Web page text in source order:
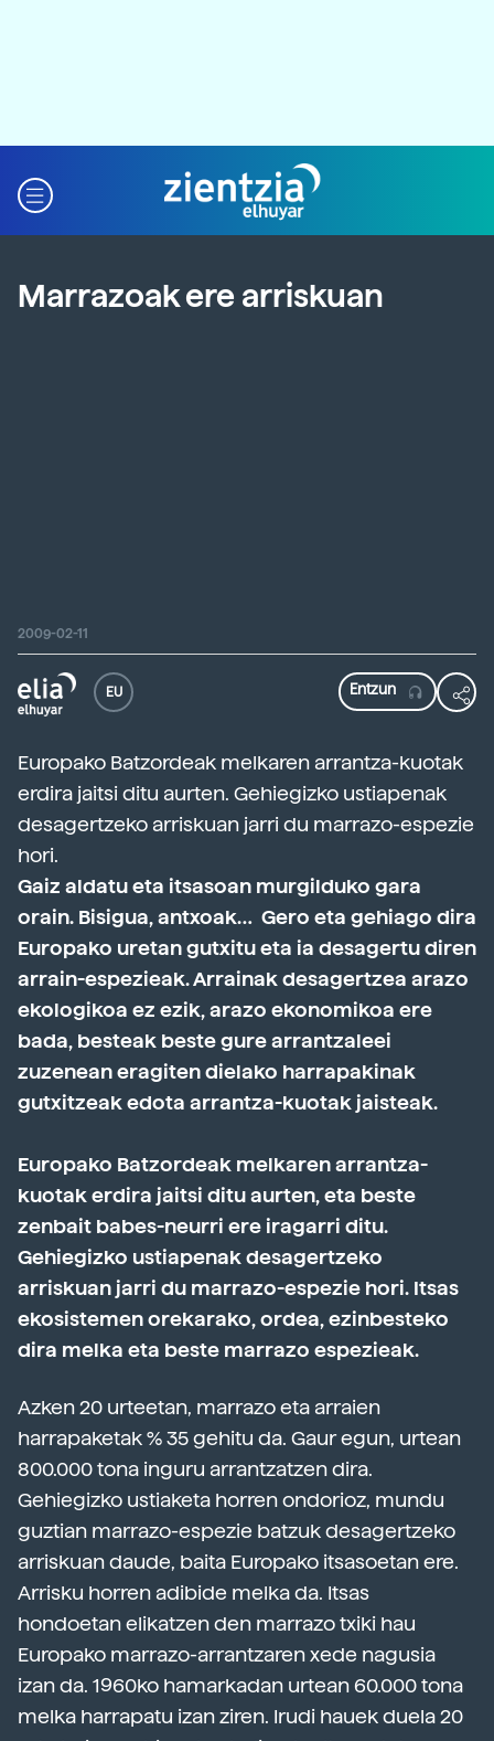
Marrazoak ere arriskuan
2009-02-11
EU
Europako Batzordeak melkaren arrantza-kuotak
erdira jaitsi ditu aurten. Gehiegizko ustiapenak
desagertzeko arriskuan jarri du marrazo-espezie
hori.
Gaiz aldatu eta itsasoan murgilduko gara
orain. Bisigua, antxoak… Gero eta gehiago dira
Europako uretan gutxitu eta ia desagertu diren
arrain-espezieak. Arrainak desagertzea arazo
ekologikoa ez ezik, arazo ekonomikoa ere
bada, besteak beste gure arrantzaleei
zuzenean eragiten dielako harrapakinak
gutxitzeak edota arrantza-kuotak jaisteak.
Europako Batzordeak melkaren arrantza-
kuotak erdira jaitsi ditu aurten, eta beste
zenbait babes-neurri ere iragarri ditu.
Gehiegizko ustiapenak desagertzeko
arriskuan jarri du marrazo-espezie hori. Itsas
ekosistemen orekarako, ordea, ezinbesteko
dira melka eta beste marrazo espezieak.
Azken 20 urteetan, marrazo eta arraien
harrapaketak % 35 gehitu da. Gaur egun, urtean
800.000 tona inguru arrantzatzen dira.
Gehiegizko ustiaketa horren ondorioz, mundu
guztian marrazo-espezie batzuk desagertzeko
arriskuan daude, baita Europako itsasoetan ere.
Arrisku horren adibide melka da. Itsas
hondoetan elikatzen den marrazo txiki hau
Europako marrazo-arrantzaren xede nagusia
izan da. 1960ko hamarkadan urtean 60.000 tona
melka harrapatu izan ziren. Irudi hauek duela 20